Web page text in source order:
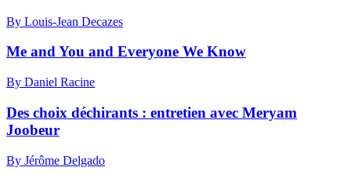
By Louis-Jean Decazes
Me and You and Everyone We Know
By Daniel Racine
Des choix déchirants : entretien avec Meryam
Joobeur
By Jérôme Delgado